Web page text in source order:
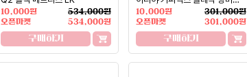
10,000원
534,000원
오픈마켓
534,000원
구매하기
대용량
10,000원
301,000원
오픈마켓
301,000원
구매하기